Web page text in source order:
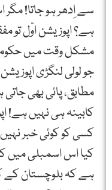
سے اِدھر ہو جاتا!
ہے؟ اپوزیشن اوّل تو
مشکل وقت میں
جو لولی لنگڑی
کابینہ ہی نہیں ہے!
کسی کو کوئی خبر
کیا اس اسمبلی میں
ہے کہ بلوچستان کے